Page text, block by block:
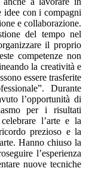
idee con i compagni
e collaborazione.
del tempo nel
il proprio
competenze non
la creatività e
essere trasferite
Durante
l’opportunità di
per i risultati
l’arte e la
prezioso e la
Hanno chiuso la
l’esperienza
nuove tecniche